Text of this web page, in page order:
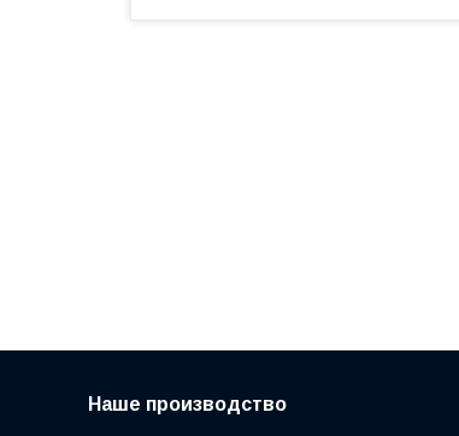
Наше производство